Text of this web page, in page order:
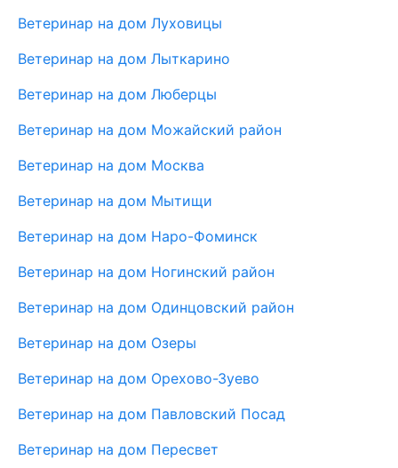
Ветеринар на дом Луховицы
Ветеринар на дом Лыткарино
Ветеринар на дом Люберцы
Ветеринар на дом Можайский район
Ветеринар на дом Москва
Ветеринар на дом Мытищи
Ветеринар на дом Наро-Фоминск
Ветеринар на дом Ногинский район
Ветеринар на дом Одинцовский район
Ветеринар на дом Озеры
Ветеринар на дом Орехово-Зуево
Ветеринар на дом Павловский Посад
Ветеринар на дом Пересвет